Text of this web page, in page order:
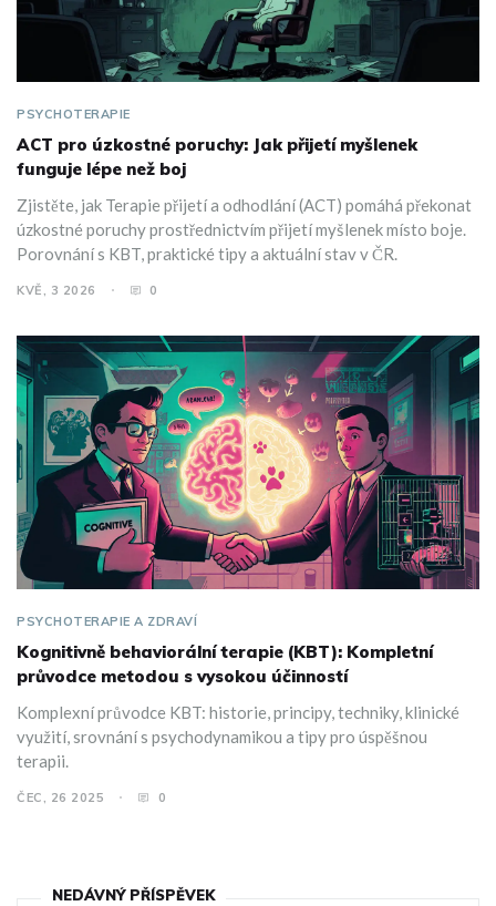
PSYCHOTERAPIE
ACT pro úzkostné poruchy: Jak přijetí myšlenek
funguje lépe než boj
Zjistěte, jak Terapie přijetí a odhodlání (ACT) pomáhá překonat
úzkostné poruchy prostřednictvím přijetí myšlenek místo boje.
Porovnání s KBT, praktické tipy a aktuální stav v ČR.
KVĚ, 3 2026 0
PSYCHOTERAPIE A ZDRAVÍ
Kognitivně behaviorální terapie (KBT): Kompletní
průvodce metodou s vysokou účinností
Komplexní průvodce KBT: historie, principy, techniky, klinické
využití, srovnání s psychodynamikou a tipy pro úspěšnou
terapii.
ČEC, 26 2025 0
NEDÁVNÝ PŘÍSPĚVEK